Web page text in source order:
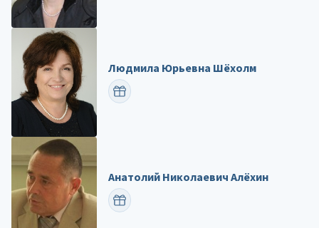
Людмила Юрьевна Шёхолм
ПОЗДРАВИТЬ
Анатолий Николаевич Алёхин
ПОЗДРАВИТЬ